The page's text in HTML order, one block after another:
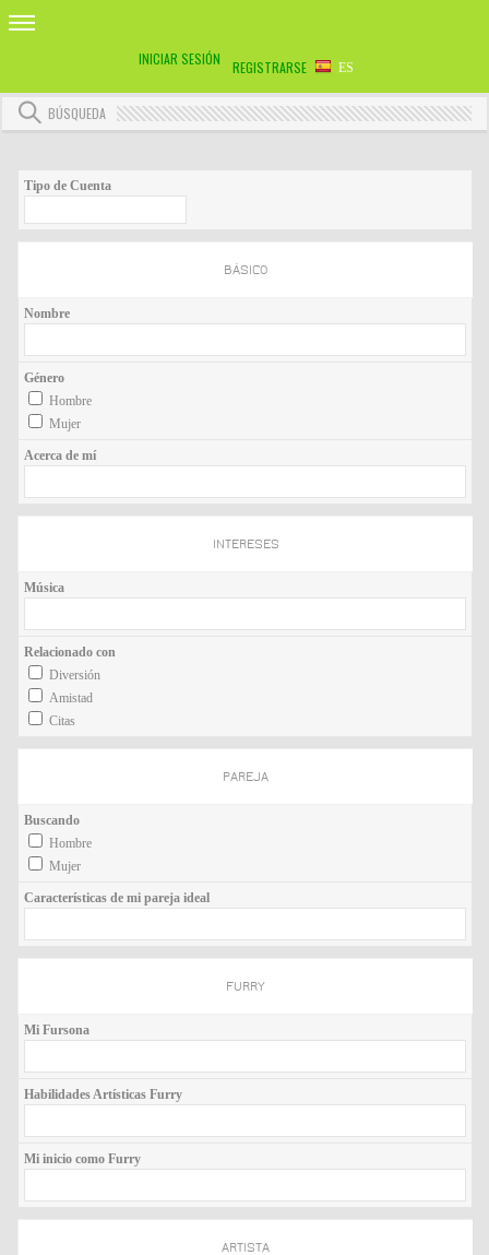
INICIAR SESIÓN REGISTRARSE ES
BÚSQUEDA
Tipo de Cuenta
BÁSICO
Nombre
Género
Hombre
Mujer
Acerca de mí
INTERESES
Música
Relacionado con
Diversión
Amistad
Citas
PAREJA
Buscando
Hombre
Mujer
Características de mi pareja ideal
FURRY
Mi Fursona
Habilidades Artísticas Furry
Mi inicio como Furry
ARTISTA